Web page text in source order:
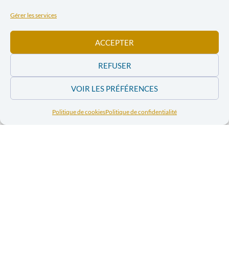
Gérer les services
ACCEPTER
REFUSER
VOIR LES PRÉFÉRENCES
Politique de cookiesPolitique de confidentialité
des chaînes de production globalisées qui nous
permettent de consommer des produits aussi divers
que des vêtements, des appareils électroniques et des
aliments. Tant les causes que les conséquences de la
crise actuelle démontrent en effet l’urgence d’une
meilleure réglementation de ces activités